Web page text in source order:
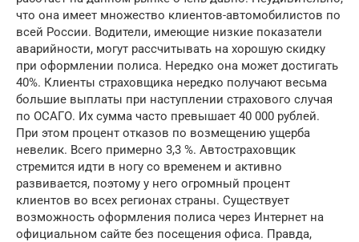
что она имеет множество клиентов-автомобилистов по
всей России. Водители, имеющие низкие показатели
аварийности, могут рассчитывать на хорошую скидку
при оформлении полиса. Нередко она может достигать
40%. Клиенты страховщика нередко получают весьма
большие выплаты при наступлении страхового случая
по ОСАГО. Их сумма часто превышает 40 000 рублей.
При этом процент отказов по возмещению ущерба
невелик. Всего примерно 3,3 %. Автостраховщик
стремится идти в ногу со временем и активно
развивается, поэтому у него огромный процент
клиентов во всех регионах страны. Существует
возможность оформления полиса через Интернет на
официальном сайте без посещения офиса. Правда,